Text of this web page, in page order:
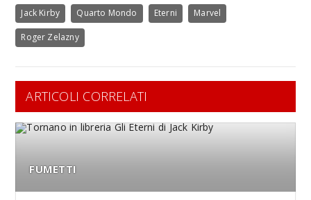
Jack Kirby Quarto Mondo Eterni Marvel
Roger Zelazny
ARTICOLI CORRELATI
FUMETTI